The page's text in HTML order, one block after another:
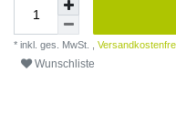
* inkl. ges. MwSt. ,
Wunschliste